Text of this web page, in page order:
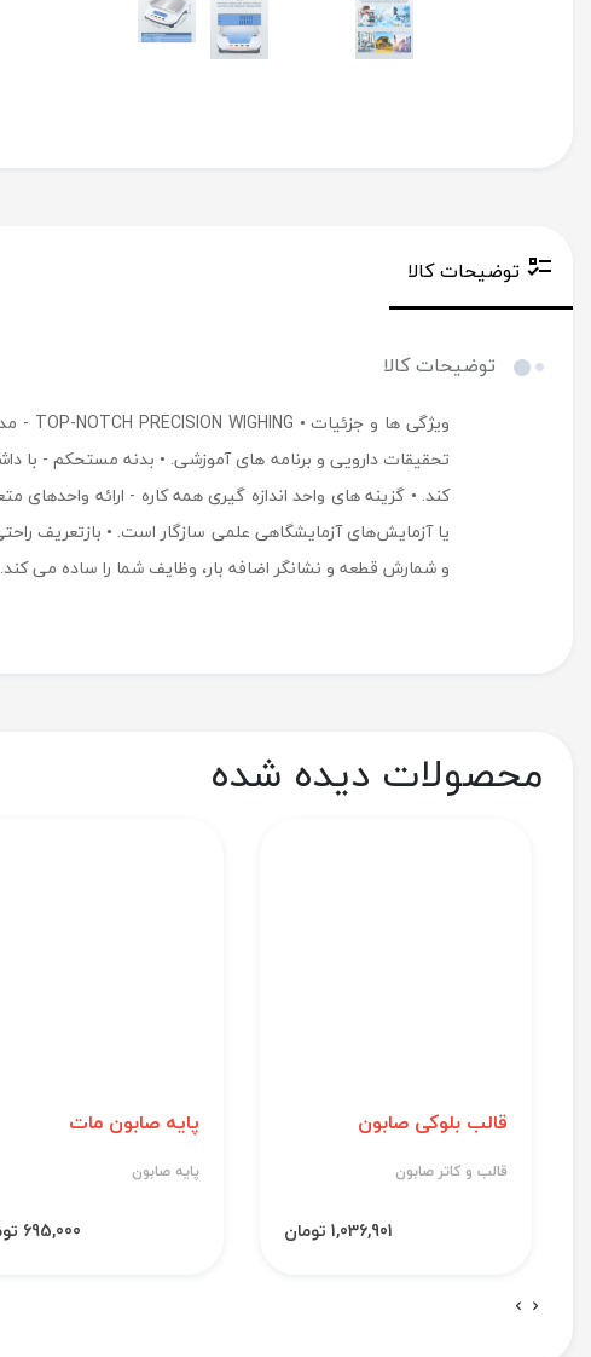
توضیحات کالا
توضیحات کالا
و شمارش قطعه و نشانگر اضافه بار، وظایف شما را ساده می کند.
محصولات دیده شده
قالب بلوکی صابون
قالب و کاتر صابون
1,036,901 تومان
پایه صابون مات
پایه صابون
695,000 تومان